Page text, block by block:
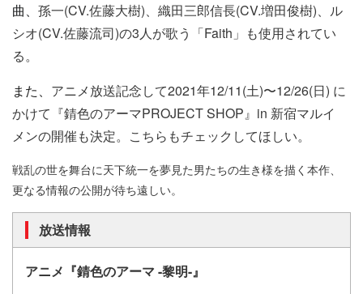
曲、 孫一(CV.佐藤大樹)、織田三郎信長(CV.増田俊樹)、ル
シオ(CV.佐藤流司)の3人が歌う「Faith」も使用されてい
る。
また、 アニメ放送記念して2021年12/11(土)〜12/26(日) に
かけて『錆色のアーマPROJECT SHOP』in 新宿マルイ
メンの開催も決定。こちらもチェックしてほしい。
戦乱の世を舞台に天下統一を夢見た男たちの生き様を描く本作、
更なる情報の公開が待ち遠しい。
放送情報
アニメ『錆色のアーマ -黎明-』